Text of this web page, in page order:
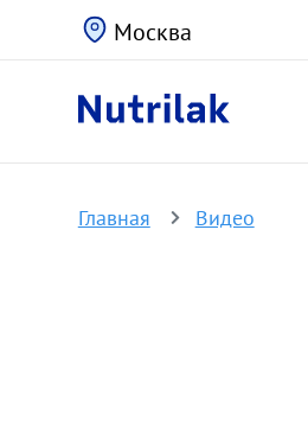
Москва
Главная Видео